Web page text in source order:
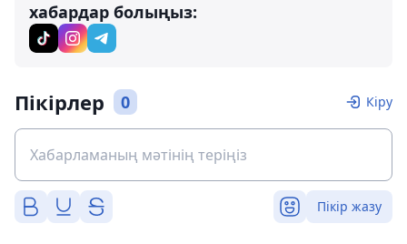
хабардар болыңыз:
Пікірлер 0 Кіру
Пікір жазу